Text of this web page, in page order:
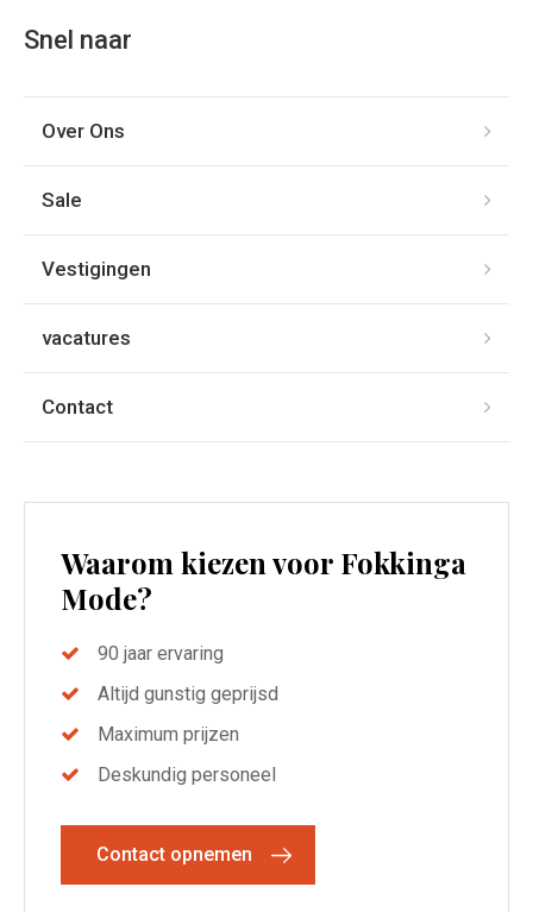
Snel naar
Over Ons
Sale
Vestigingen
vacatures
Contact
Waarom kiezen voor Fokkinga
Mode?
90 jaar ervaring
Altijd gunstig geprijsd
Maximum prijzen
Deskundig personeel
Contact opnemen